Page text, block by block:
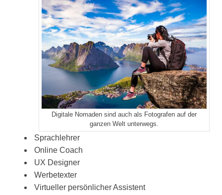
Digitale Nomaden sind auch als Fotografen auf der
ganzen Welt unterwegs.
Sprachlehrer
Online Coach
UX Designer
Werbetexter
Virtueller persönlicher Assistent